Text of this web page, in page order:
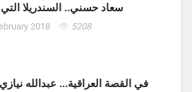
سعاد حسني.. السندريلا التي
2018 5208
في القصة العراقية... عبدالله